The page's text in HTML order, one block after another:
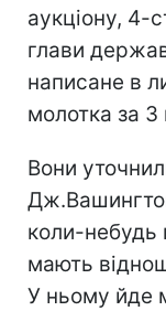
аукціону, 4-
глави
написане в
молотка за
Вони
коли-небудь
мають
У ньому йде